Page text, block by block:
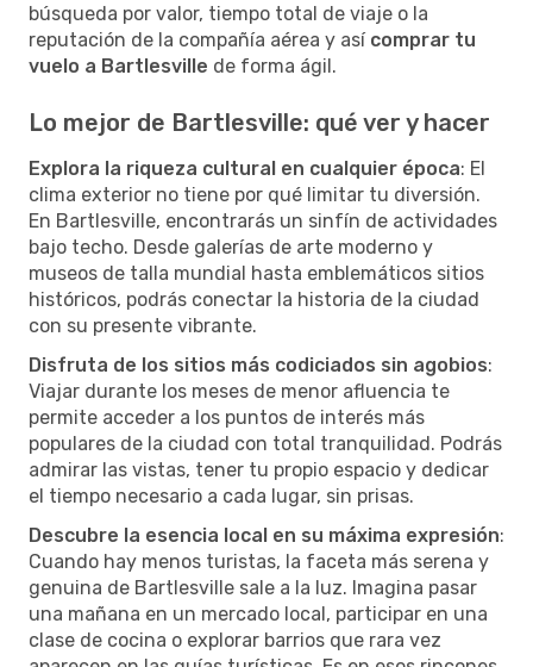
búsqueda por valor, tiempo total de viaje o la
reputación de la compañía aérea y así comprar tu
vuelo a Bartlesville de forma ágil.
Lo mejor de Bartlesville: qué ver y hacer
Explora la riqueza cultural en cualquier época: El
clima exterior no tiene por qué limitar tu diversión.
En Bartlesville, encontrarás un sinfín de actividades
bajo techo. Desde galerías de arte moderno y
museos de talla mundial hasta emblemáticos sitios
históricos, podrás conectar la historia de la ciudad
con su presente vibrante.
Disfruta de los sitios más codiciados sin agobios:
Viajar durante los meses de menor afluencia te
permite acceder a los puntos de interés más
populares de la ciudad con total tranquilidad. Podrás
admirar las vistas, tener tu propio espacio y dedicar
el tiempo necesario a cada lugar, sin prisas.
Descubre la esencia local en su máxima expresión:
Cuando hay menos turistas, la faceta más serena y
genuina de Bartlesville sale a la luz. Imagina pasar
una mañana en un mercado local, participar en una
clase de cocina o explorar barrios que rara vez